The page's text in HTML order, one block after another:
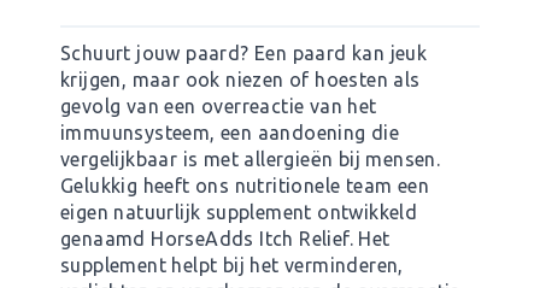
Schuurt jouw paard? Een paard kan jeuk
krijgen, maar ook niezen of hoesten als
gevolg van een overreactie van het
immuunsysteem, een aandoening die
vergelijkbaar is met allergieën bij mensen.
Gelukkig heeft ons nutritionele team een
eigen natuurlijk supplement ontwikkeld
genaamd HorseAdds Itch Relief. Het
supplement helpt bij het verminderen,